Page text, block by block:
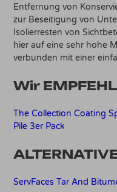
Entfernung von
zur Beseitigung von
Isolierresten von
hier auf eine sehr hohe
verbunden mit einer
Wir
The Collection Coating
Pile 3er Pack
ServFaces Tar And